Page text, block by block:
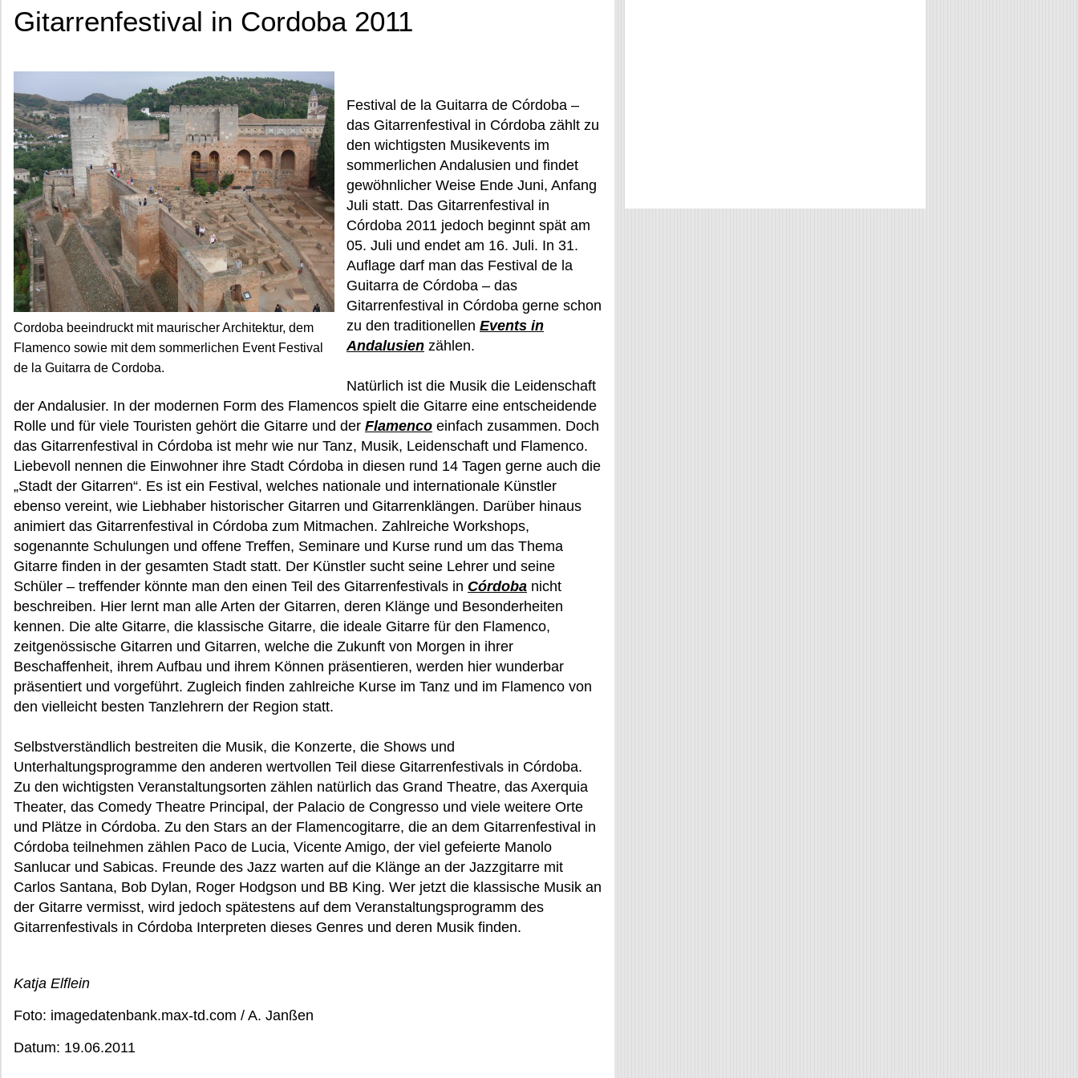
Gitarrenfestival in Cordoba 2011
Cordoba beeindruckt mit maurischer Architektur, dem
Flamenco sowie mit dem sommerlichen Event Festival
de la Guitarra de Cordoba.
Festival de la Guitarra de Córdoba –
das Gitarrenfestival in Córdoba zählt zu
den wichtigsten Musikevents im
sommerlichen Andalusien und findet
gewöhnlicher Weise Ende Juni, Anfang
Juli statt. Das Gitarrenfestival in
Córdoba 2011 jedoch beginnt spät am
05. Juli und endet am 16. Juli. In 31.
Auflage darf man das Festival de la
Guitarra de Córdoba – das
Gitarrenfestival in Córdoba gerne schon
zu den traditionellen Events in
Andalusien zählen.
Natürlich ist die Musik die Leidenschaft
der Andalusier. In der modernen Form des Flamencos spielt die Gitarre eine entscheidende
Rolle und für viele Touristen gehört die Gitarre und der Flamenco einfach zusammen. Doch
das Gitarrenfestival in Córdoba ist mehr wie nur Tanz, Musik, Leidenschaft und Flamenco.
Liebevoll nennen die Einwohner ihre Stadt Córdoba in diesen rund 14 Tagen gerne auch die
„Stadt der Gitarren“. Es ist ein Festival, welches nationale und internationale Künstler
ebenso vereint, wie Liebhaber historischer Gitarren und Gitarrenklängen. Darüber hinaus
animiert das Gitarrenfestival in Córdoba zum Mitmachen. Zahlreiche Workshops,
sogenannte Schulungen und offene Treffen, Seminare und Kurse rund um das Thema
Gitarre finden in der gesamten Stadt statt. Der Künstler sucht seine Lehrer und seine
Schüler – treffender könnte man den einen Teil des Gitarrenfestivals in Córdoba nicht
beschreiben. Hier lernt man alle Arten der Gitarren, deren Klänge und Besonderheiten
kennen. Die alte Gitarre, die klassische Gitarre, die ideale Gitarre für den Flamenco,
zeitgenössische Gitarren und Gitarren, welche die Zukunft von Morgen in ihrer
Beschaffenheit, ihrem Aufbau und ihrem Können präsentieren, werden hier wunderbar
präsentiert und vorgeführt. Zugleich finden zahlreiche Kurse im Tanz und im Flamenco von
den vielleicht besten Tanzlehrern der Region statt.
Selbstverständlich bestreiten die Musik, die Konzerte, die Shows und
Unterhaltungsprogramme den anderen wertvollen Teil diese Gitarrenfestivals in Córdoba.
Zu den wichtigsten Veranstaltungsorten zählen natürlich das Grand Theatre, das Axerquia
Theater, das Comedy Theatre Principal, der Palacio de Congresso und viele weitere Orte
und Plätze in Córdoba. Zu den Stars an der Flamencogitarre, die an dem Gitarrenfestival in
Córdoba teilnehmen zählen Paco de Lucia, Vicente Amigo, der viel gefeierte Manolo
Sanlucar und Sabicas. Freunde des Jazz warten auf die Klänge an der Jazzgitarre mit
Carlos Santana, Bob Dylan, Roger Hodgson und BB King. Wer jetzt die klassische Musik an
der Gitarre vermisst, wird jedoch spätestens auf dem Veranstaltungsprogramm des
Gitarrenfestivals in Córdoba Interpreten dieses Genres und deren Musik finden.
Katja Elflein
Foto: imagedatenbank.max-td.com / A. Janßen
Datum: 19.06.2011